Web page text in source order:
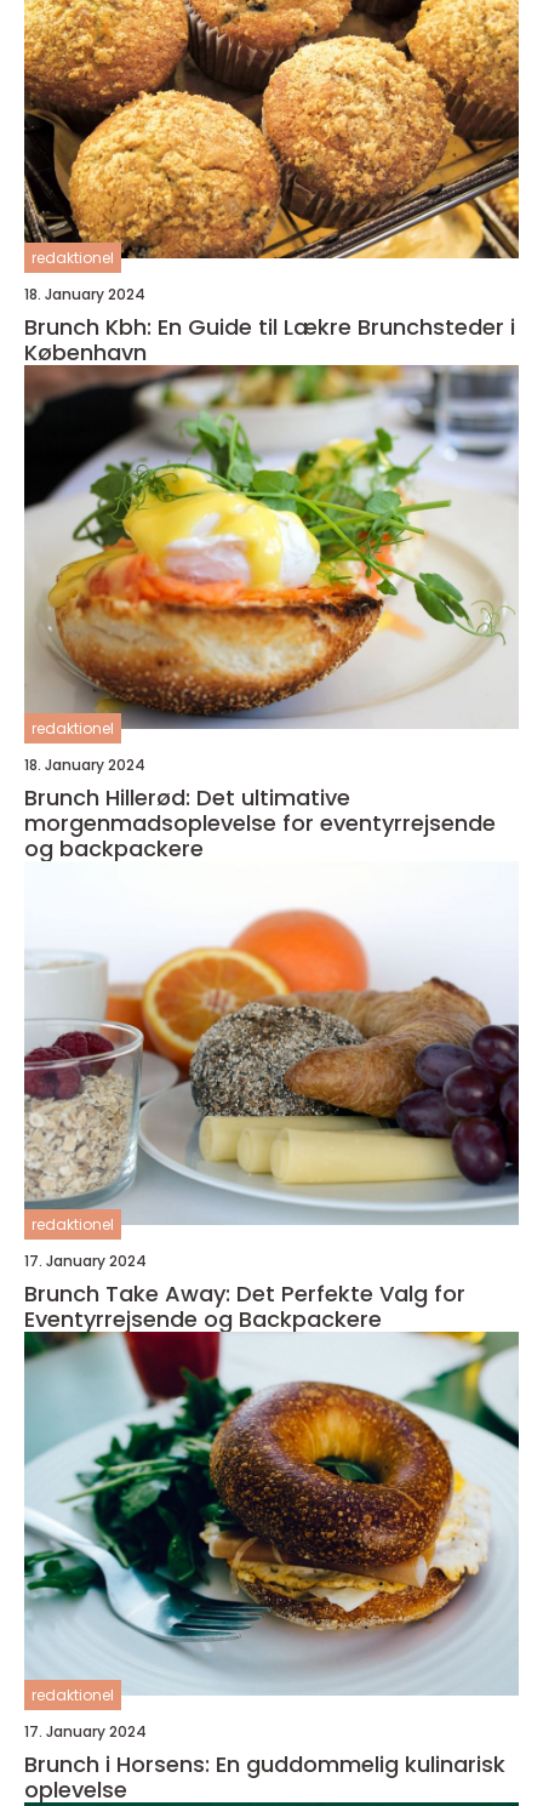
redaktionel
18. January 2024
Brunch Kbh: En Guide til Lækre Brunchsteder i
København
redaktionel
18. January 2024
Brunch Hillerød: Det ultimative
morgenmadsoplevelse for eventyrrejsende
og backpackere
redaktionel
17. January 2024
Brunch Take Away: Det Perfekte Valg for
Eventyrrejsende og Backpackere
redaktionel
17. January 2024
Brunch i Horsens: En guddommelig kulinarisk
oplevelse